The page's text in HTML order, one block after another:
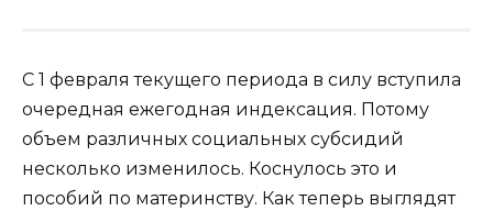
С 1 февраля текущего периода в силу вступила
очередная ежегодная индексация. Потому
объем различных социальных субсидий
несколько изменилось. Коснулось это и
пособий по материнству. Как теперь выглядят